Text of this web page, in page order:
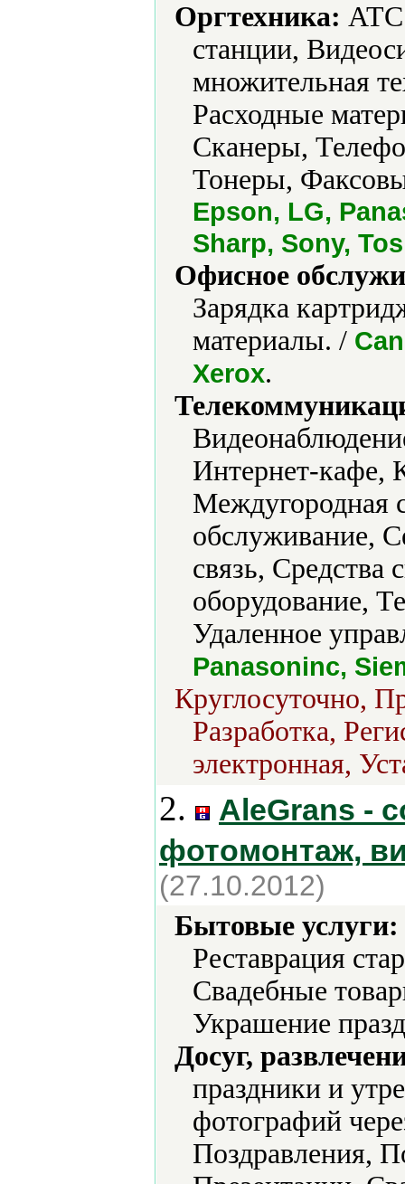
Оргтехника: АТС
станции,
множительная
Расходные
Сканеры,
Тонеры,
Epson, LG,
Sharp, Sony,
Офисное
Зарядка
материалы. /
Xerox.
Интернет-кафе,
Междугородная
обслуживание,
связь, Средства
оборудование,
Удаленное
Panasoninc,
Круглосуточно,
Разработка,
электронная,
2.
AleGrans -
фотомонтаж,
(27.10.2012)
Бытовые услуги:
Реставрация
Свадебные
Украшение
Досуг,
праздники и
фотографий
Поздравления,